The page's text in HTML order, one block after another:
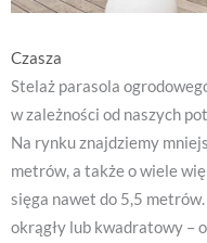
Czasza
Stelaż parasola
w zależności od naszych
Na rynku znajdziemy
metrów, a także o wiele
sięga nawet do 5,5
okrągły lub kwadratowy –